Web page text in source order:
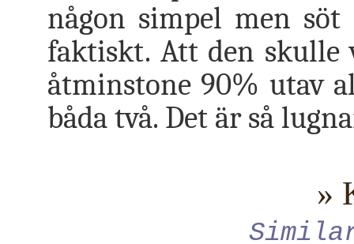
någon simpel men
faktiskt. Att den skulle
åtminstone 90% utav
båda två. Det är så
»